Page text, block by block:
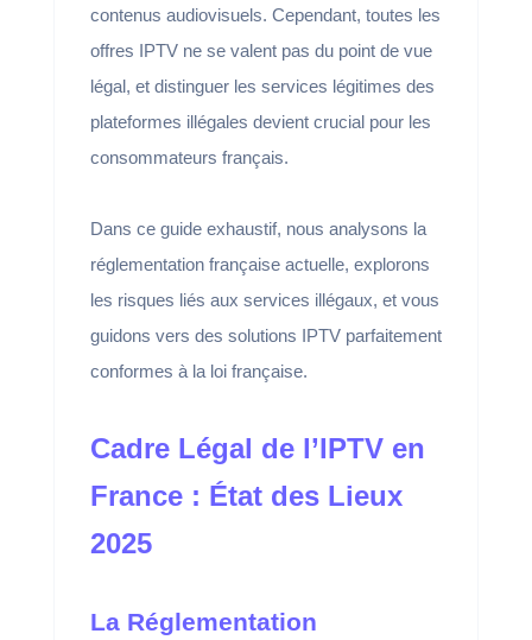
contenus audiovisuels. Cependant, toutes les
offres IPTV ne se valent pas du point de vue
légal, et distinguer les services légitimes des
plateformes illégales devient crucial pour les
consommateurs français.
Dans ce guide exhaustif, nous analysons la
réglementation française actuelle, explorons
les risques liés aux services illégaux, et vous
guidons vers des solutions IPTV parfaitement
conformes à la loi française.
Cadre Légal de l’IPTV en
France : État des Lieux
2025
La Réglementation